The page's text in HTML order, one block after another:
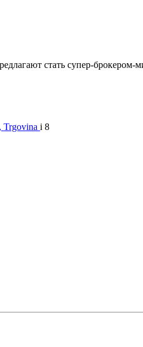
стать супер-брокером-
,Trgovinai 8